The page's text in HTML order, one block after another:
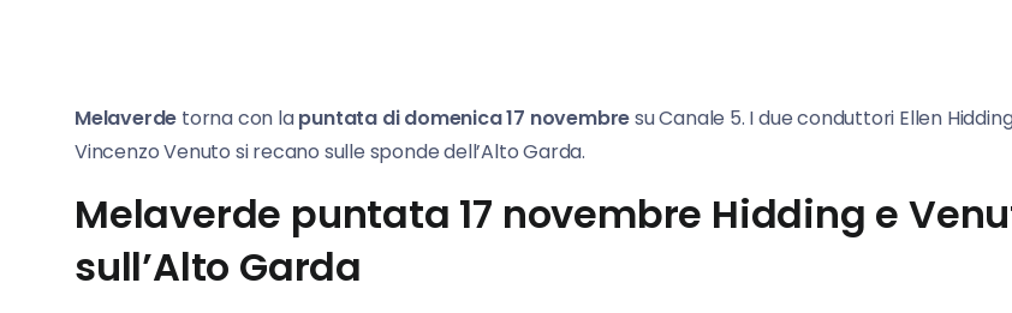
Melaverde torna con lapuntata di domenica 17 novembresu Canale 5. I due conduttori Ellen
Vincenzo Venuto si recano sulle sponde dell’Alto Garda.
Melaverde puntata 17 novembre Hidding e
sull’Alto Garda